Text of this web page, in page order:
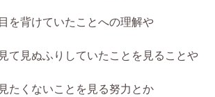
目を背けていたことへの理解や
見て見ぬふりしていたことを見ることや
見たくないことを見る努力とか